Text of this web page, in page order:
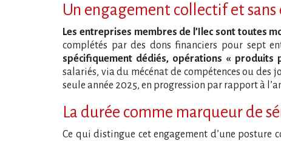
Un engagement collectif et
Les entreprises membres de l​‌’Ilec sont toutes
complétés par des dons financiers pour sept
spécifiquement dédiés, opérations « produits
salariés, via du mécénat de compétences ou
seule année 2025, en progression par rapport à
La durée comme marqueur de
Ce qui distingue cet engagement d​‌’une posture